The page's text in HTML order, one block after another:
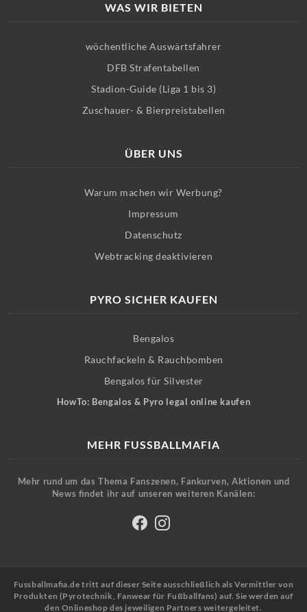
WAS WIR BIETEN
wöchentliche Auswärtsfahrer
DFB Strafentabellen
Stadion-Guide (Liga 1 bis 3)
Zuschauer- & Bierpreistabellen
ÜBER UNS
Warum machen wir Werbung?
Impressum
Datenschutz
Webtracking deaktivieren
PYRO SICHER KAUFEN
Bengalos
Rauchfackeln & Rauchbomben
Bengalos für Silvester
HowTo: Bengalos & Pyro legal online kaufen
MEHR FUSSBALLMAFIA
Mehr rund um das Thema Fanszenen, Fankurven, Aktionen und
News findet ihr auf unseren weiteren Kanälen:
Fussballmafia.de tritt auf dieser Seite ausschließlich als Vermittler von
Produkten (Pyrotechnik, Fanwear für Fußballfans) auf. Sie werden auf
den Onlineshop des jeweiligen Partners weitergeleitet.